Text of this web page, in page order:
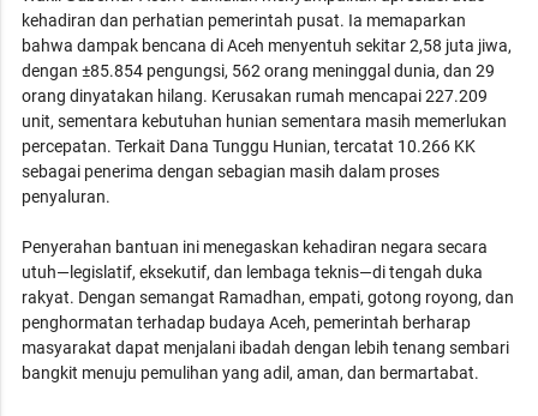
kehadiran dan perhatian pemerintah pusat. Ia memaparkan
bahwa dampak bencana di Aceh menyentuh sekitar 2,58 juta jiwa,
dengan ±85.854 pengungsi, 562 orang meninggal dunia, dan 29
orang dinyatakan hilang. Kerusakan rumah mencapai 227.209
unit, sementara kebutuhan hunian sementara masih memerlukan
percepatan. Terkait Dana Tunggu Hunian, tercatat 10.266 KK
sebagai penerima dengan sebagian masih dalam proses
penyaluran.
Penyerahan bantuan ini menegaskan kehadiran negara secara
utuh—legislatif, eksekutif, dan lembaga teknis—di tengah duka
rakyat. Dengan semangat Ramadhan, empati, gotong royong, dan
penghormatan terhadap budaya Aceh, pemerintah berharap
masyarakat dapat menjalani ibadah dengan lebih tenang sembari
bangkit menuju pemulihan yang adil, aman, dan bermartabat.